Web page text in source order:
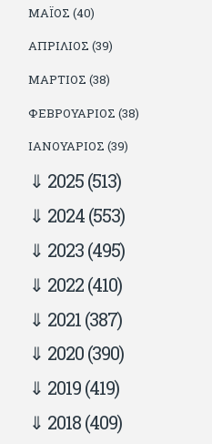
ΜΆΙΟΣ (40)
ΑΠΡΊΛΙΟΣ (39)
ΜΆΡΤΙΟΣ (38)
ΦΕΒΡΟΥΆΡΙΟΣ (38)
ΙΑΝΟΥΆΡΙΟΣ (39)
2025(513)
2024(553)
2023(495)
2022(410)
2021(387)
2020(390)
2019(419)
2018(409)